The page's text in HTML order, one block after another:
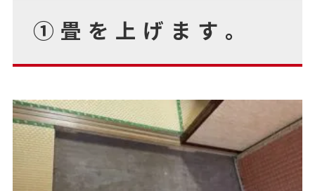
①畳を上げます。